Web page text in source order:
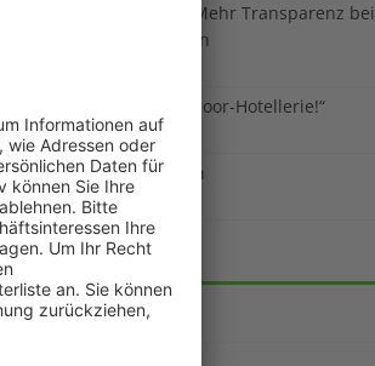
Neue EU-Regeln: Mehr Transparenz bei
Ferienunterkünften
„Wir sind die Outdoor-Hotellerie!“
1. August 2026
Akku gegen Benzin
29. Juli 2026
KATEGORIEN
Allgemein